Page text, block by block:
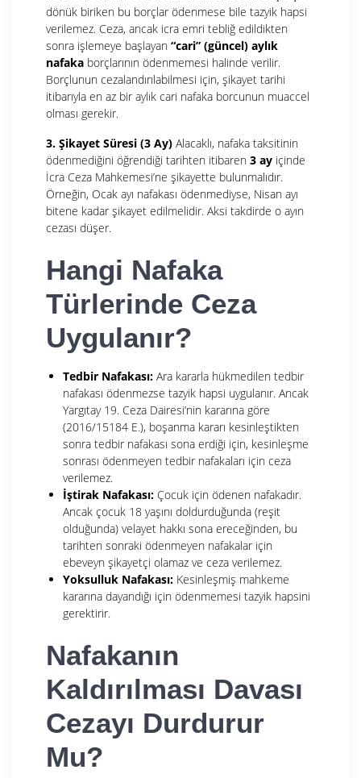
dönük biriken bu borçlar ödenmese bile tazyik hapsi
verilemez. Ceza, ancak icra emri tebliğ edildikten
sonra işlemeye başlayan “cari” (güncel) aylık
nafaka borçlarının ödenmemesi halinde verilir.
Borçlunun cezalandırılabilmesi için, şikayet tarihi
itibarıyla en az bir aylık cari nafaka borcunun muaccel
olması gerekir.
3. Şikayet Süresi (3 Ay) Alacaklı, nafaka taksitinin
ödenmediğini öğrendiği tarihten itibaren 3 ay içinde
İcra Ceza Mahkemesi’ne şikayette bulunmalıdır.
Örneğin, Ocak ayı nafakası ödenmediyse, Nisan ayı
bitene kadar şikayet edilmelidir. Aksi takdirde o ayın
cezası düşer.
Hangi Nafaka
Türlerinde Ceza
Uygulanır?
Tedbir Nafakası: Ara kararla hükmedilen tedbir
nafakası ödenmezse tazyik hapsi uygulanır. Ancak
Yargıtay 19. Ceza Dairesi’nin kararına göre
(2016/15184 E.), boşanma kararı kesinleştikten
sonra tedbir nafakası sona erdiği için, kesinleşme
sonrası ödenmeyen tedbir nafakaları için ceza
verilemez.
İştirak Nafakası: Çocuk için ödenen nafakadır.
Ancak çocuk 18 yaşını doldurduğunda (reşit
olduğunda) velayet hakkı sona ereceğinden, bu
tarihten sonraki ödenmeyen nafakalar için
ebeveyn şikayetçi olamaz ve ceza verilemez.
Yoksulluk Nafakası: Kesinleşmiş mahkeme
kararına dayandığı için ödenmemesi tazyik hapsini
gerektirir.
Nafakanın
Kaldırılması Davası
Cezayı Durdurur
Mu?